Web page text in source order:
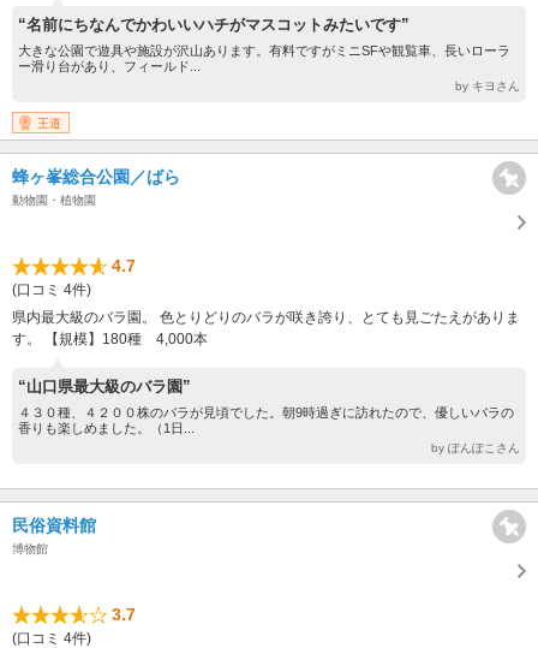
“名前にちなんでかわいいハチがマスコットみたいです”
大きな公園で遊具や施設が沢山あります。有料ですがミニSFや観覧車、長いローラ
ー滑り台があり、フィールド...
by キヨさん
王道
蜂ヶ峯総合公園／ばら
動物園・植物園
4.7
(口コミ 4件)
県内最大級のバラ園。 色とりどりのバラが咲き誇り、とても見ごたえがありま
す。 【規模】180種 4,000本
“山口県最大級のバラ園”
４３０種、４２００株のバラが見頃でした。朝9時過ぎに訪れたので、優しいバラの
香りも楽しめました。（1日...
by ぽんぽこさん
民俗資料館
博物館
3.7
(口コミ 4件)